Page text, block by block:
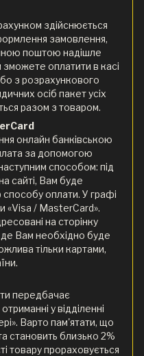
здійснюється
замовлення,
поштою надішле
оплатити в касі
з розрахункового
осіб пакет усіх
разом з товаром.
онлайн банківською
за допомогою
способом: під
сайті, Вам буде
оплати. У графі
«Visa / MasterCard».
на сторінку
Вам необхідно буде
тільки картами,
передбачає
у відділенні
Варто пам'ятати, що
становить близько 2%
товару прораховується